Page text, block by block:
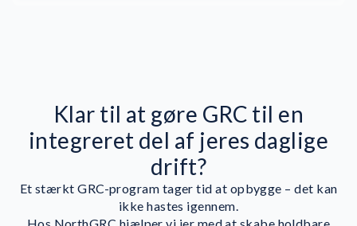
Leverandør- og tredjepartsstyring:
Hændelseshåndtering:
Klar til at gøre GRC til en
integreret del af jeres daglige
drift?
Et stærkt GRC-program tager tid at opbygge – det kan
ikke hastes igennem.